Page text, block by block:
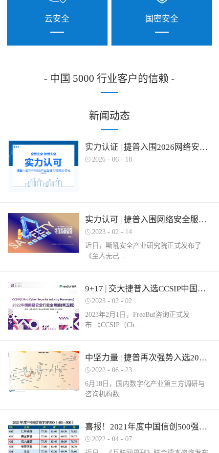
云安全 国密安全
- 中国 5000 行业客户的信赖 -
新闻动态
实力认证 | 捷普入围2026网络安全产业图谱多项细分领域！
2026 - 06 - 18
实力认可 | 捷普入围网络安全服务产业需求行为全景图谱
2023 - 02 - 14
近日，嘶吼安全产业研究院正式发布了
《至人无己 ...
正复为奇：网络安全服务市场洞察报告》
（以下简称《报告》）。嘶吼安全产业研
六部分，即安全运营、安全集成、安全实
战、安全培训、安全咨询和安全保险。其
市场对捷普安全服务实力的高度认可。根
据嘶吼安全产业研究院自主调研的解决网
络安全集成需求数据显示：只有17%的参
与调研的企业可以提供此类需求的服务。
捷普安全集成服务不仅拥有多个省级信创
络安全需求。同时，捷普具备从业多年的
信息安全专业人才，具备专业的安全技术
服务团队，拥有CISSP、CCIE等资质，对
9+17 | 交大捷普入选CCSIP中国网络安全行业全景册（第五版）多项细分领域！
2023 - 02 - 02
2023年2月1日，FreeBuf咨询正式发
布 《CCSIP（Ch...
ina Cyber Security Panorama）2022 中国网
络安全行业全景册（第五版）》。捷普此
“主机防病毒”、“上网行为管理”、“抗
DDOS”、“SD-WAN”、“云WAF”、“网页防
全”、“NTA/NDR”、“SOC”、“SIEM”、“风
险及脆弱性管理”、“工业防火墙”和“工业
网络隔离系统/网闸”。捷普作为国内领先
中坚力量 | 捷普再次强势入选2022中国网络安全企业全国100强！
2022 - 06 - 23
6月18日，国内数字化产业第三方调研与
咨询机构数...
世咨询正式发布《2022年中国数字安全百
强报告》（以下简称百强报告）。百强报
喜报！2021年度中国信创500强榜单发布，捷普强势入围！
2022 - 04 - 07